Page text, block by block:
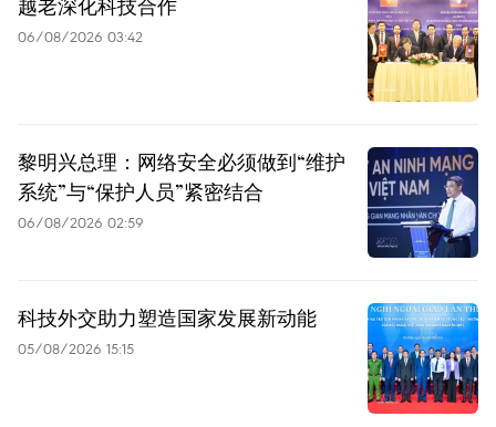
越老深化科技合作
06/08/2026 03:42
黎明兴总理：网络安全必须做到“维护
系统”与“保护人员”紧密结合
06/08/2026 02:59
科技外交助力塑造国家发展新动能
05/08/2026 15:15